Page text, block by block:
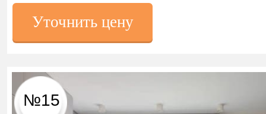
№15
Уточнить цену